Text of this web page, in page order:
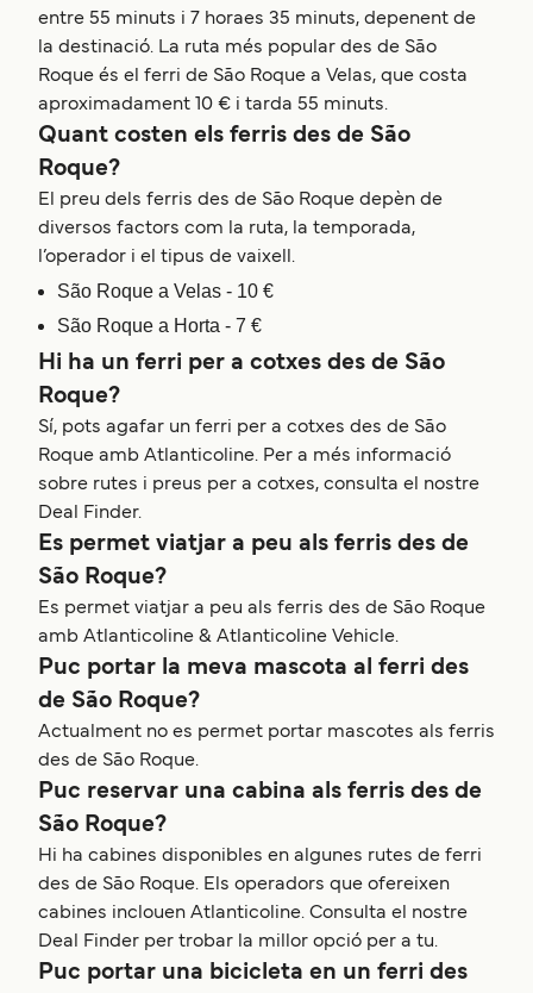
entre 55 minuts i 7 horaes 35 minuts, depenent de
la destinació. La ruta més popular des de São
Roque és el ferri de São Roque a Velas, que costa
aproximadament 10 € i tarda 55 minuts.
Quant costen els ferris des de São
Roque?
El preu dels ferris des de São Roque depèn de
diversos factors com la ruta, la temporada,
l’operador i el tipus de vaixell.
São Roque a Velas - 10 €
São Roque a Horta - 7 €
Hi ha un ferri per a cotxes des de São
Roque?
Sí, pots agafar un ferri per a cotxes des de São
Roque amb Atlanticoline. Per a més informació
sobre rutes i preus per a cotxes, consulta el nostre
Deal Finder.
Es permet viatjar a peu als ferris des de
São Roque?
Es permet viatjar a peu als ferris des de São Roque
amb Atlanticoline & Atlanticoline Vehicle.
Puc portar la meva mascota al ferri des
de São Roque?
Actualment no es permet portar mascotes als ferris
des de São Roque.
Puc reservar una cabina als ferris des de
São Roque?
Hi ha cabines disponibles en algunes rutes de ferri
des de São Roque. Els operadors que ofereixen
cabines inclouen Atlanticoline. Consulta el nostre
Deal Finder per trobar la millor opció per a tu.
Puc portar una bicicleta en un ferri des